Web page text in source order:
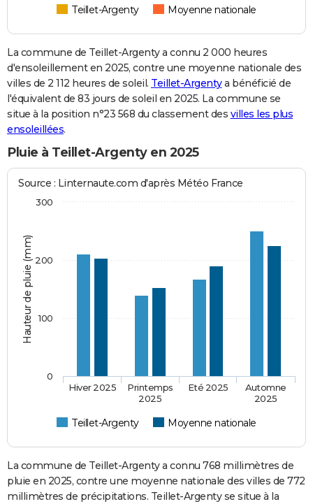
Teillet-Argenty Moyenne nationale
La commune de Teillet-Argenty a connu 2 000 heures
d'ensoleillement en 2025, contre une moyenne nationale des
villes de 2 112 heures de soleil. Teillet-Argentya bénéficié de
l'équivalent de 83 jours de soleil en 2025. La commune se
situe à la position n°23 568 du classement des villes les plus
ensoleillées.
Pluie à Teillet-Argenty en 2025
Hauteur de pluie (mm)
Source : Linternaute.com d'après Météo France
Teillet-Argenty Moyenne nationale
Hiver 2025
Printemps
2025
Eté 2025
Automne
2025
0
100
200
300
La commune de Teillet-Argenty a connu 768 millimètres de
pluie en 2025, contre une moyenne nationale des villes de 772
millimètres de précipitations. Teillet-Argenty se situe à la